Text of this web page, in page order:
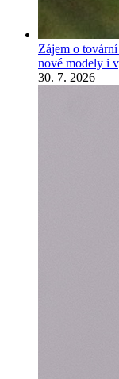
Zájem o
nové modely i
30. 7. 2026